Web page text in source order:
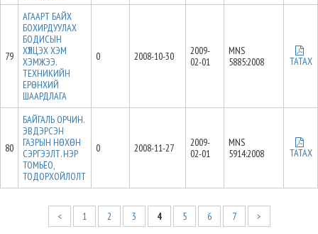
79
АГААРТ БАЙХ
БОХИРДУУЛАХ
БОДИСЫН
ХҮЛЦЭХ ХЭМ
ХЭМЖЭЭ.
ТЕХНИКИЙН
ЕРӨНХИЙ
ШААРДЛАГА
0 2008-10-30
2009-
02-01
MNS
5885:2008
ТАТАХ
80
БАЙГАЛЬ ОРЧИН.
ЭВДЭРСЭН
ГАЗРЫН НӨХӨН
СЭРГЭЭЛТ. НЭР
ТОМЬЁО,
ТОДОРХОЙЛОЛТ
0 2008-11-27
2009-
02-01
MNS
5914:2008
ТАТАХ
< 1 2 3 4 5 6 7 >